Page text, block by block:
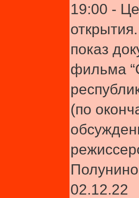
19:00 -
показ
фильма
(по
02.12.22